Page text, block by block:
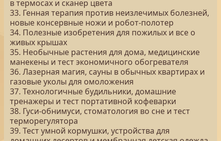
в термосах и сканер цвета
33. Генная терапия против неизлечимых болезней,
новые консервные ножи и робот-полотер
34. Полезные изобретения для пожилых и все о
живых крышах
35. Необычные растения для дома, медицинские
манекены и тест экономичного обогревателя
36. Лазерная магия, сауны в обычных квартирах и
газовые уколы для омоложения
37. Технологичные будильники, домашние
тренажеры и тест портативной кофеварки
38. Гуси-обнимуси, стоматология во сне и тест
терморегулятора
39. Тест умной кормушки, устройства для